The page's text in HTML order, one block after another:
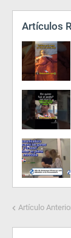
Artículos
Artículo